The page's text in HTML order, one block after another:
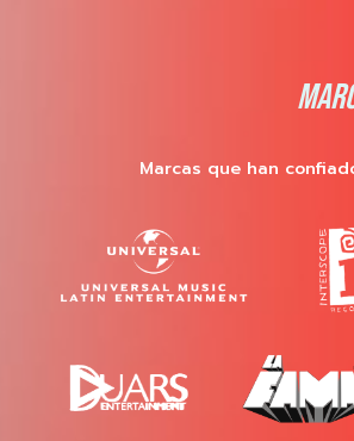
Marcas que han